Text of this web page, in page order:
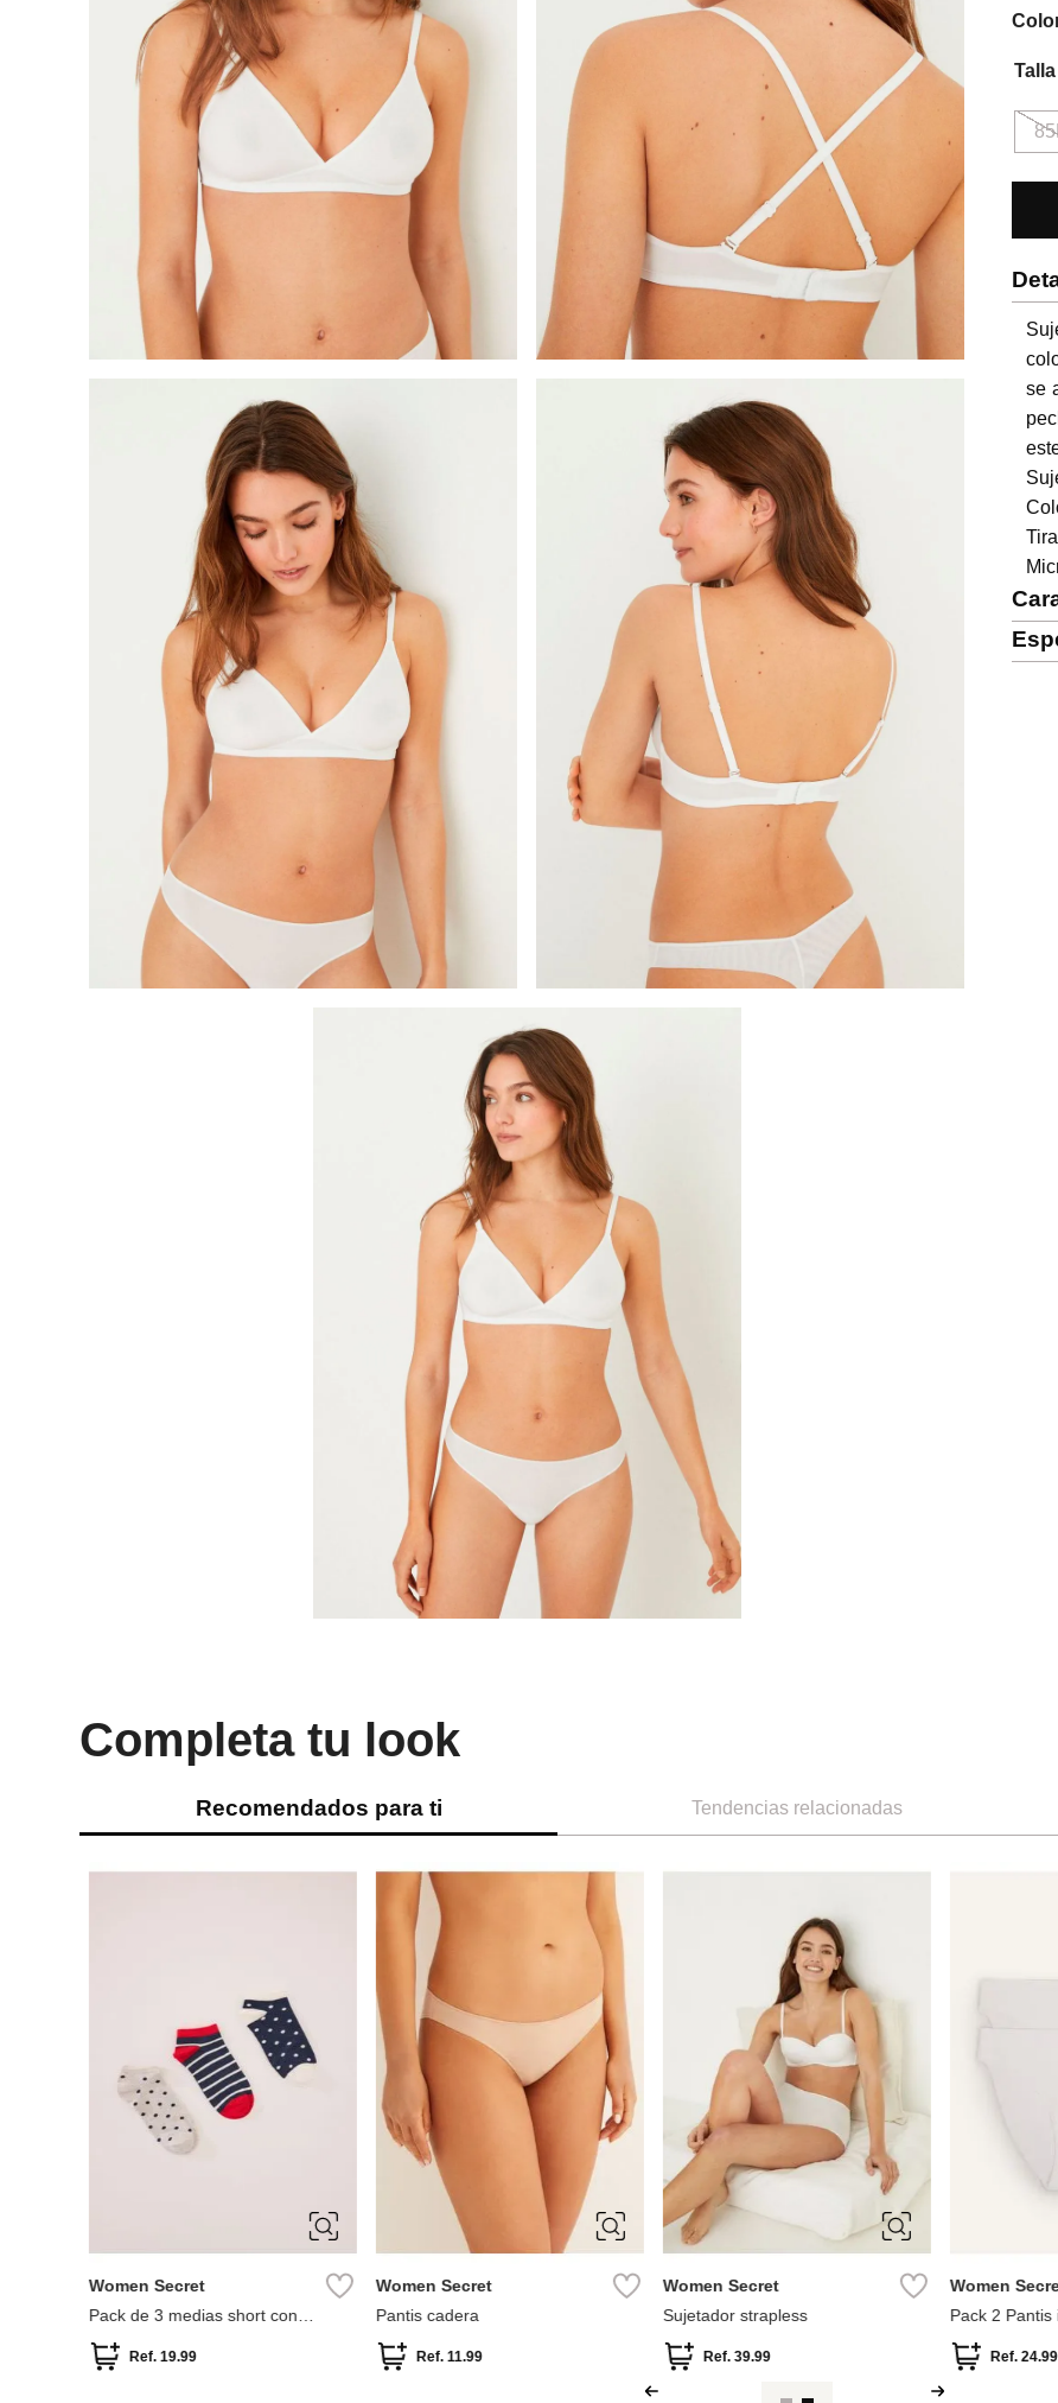
Talla
se
Completa tu look
Recomendados para ti Tendencias relacionadas
Women Secret
Pack de 3 medias short con
Ref. 19.99
Women Secret
Pantis cadera
Ref. 11.99
85B
95B
Women Secret
Sujetador strapless
Ref. 39.99
Women
Pack 2 Pantis
Ref. 24.99
mng
bandolera
bimba lola